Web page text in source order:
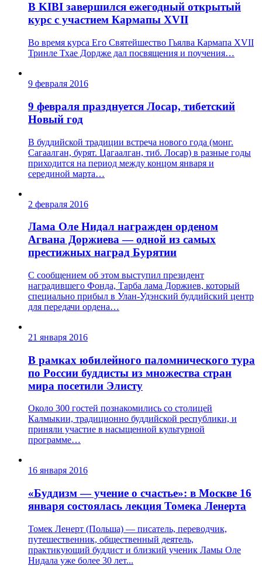
В KIBI завершился ежегодный открытый
курс с участием Кармапы XVII
Во время курса Его Святейшество Гьялва Кармапа ХVII
Тринле Тхае Дордже дал посвящения и поучения…
9 февраля 2016
9 февраля празднуется Лосар, тибетский
Новый год
В буддийской традиции встреча нового года (монг.
Сагаалган, бурят. Цагаалган, тиб. Лосар) в разные годы
приходится на период между концом января и
серединой марта…
2 февраля 2016
Лама Оле Нидал награжден орденом
Агвана Доржиева — одной из самых
престижных наград Бурятии
С сообщением об этом выступил президент
наградившего Фонда, Тарба лама Доржиев, который
специально прибыл в Улан-Удэнский буддийский центр
для передачи ордена…
21 января 2016
В рамках юбилейного паломнического тура
по России буддисты из множества стран
мира посетили Элисту
Около 300 гостей познакомились со столицей
Калмыкии, традиционно буддийской республики, и
приняли участие в насыщенной культурной
программе…
16 января 2016
«Буддизм — учение о счастье»: в Москве 16
января состоялась лекция Томека Ленерта
Томек Ленерт (Польша) — писатель, переводчик,
путешественник, общественный деятель,
практикующий буддист и близкий ученик Ламы Оле
Нидала уже более 30 лет...